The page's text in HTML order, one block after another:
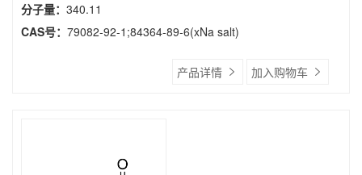
分子量： 340.11
CAS号： 79082-92-1;84364-89-6(xNa salt)
产品详情 加入购物车